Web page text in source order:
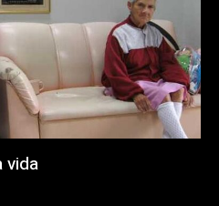
vida